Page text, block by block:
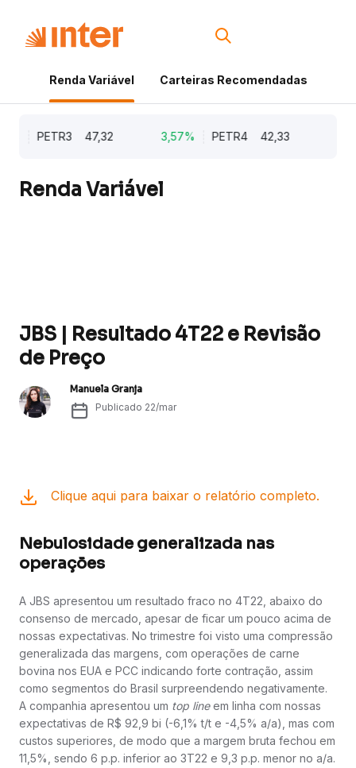
Renda Variável Carteiras Recomendadas
PETR3 47,32 3,57% PETR4 42,33
Renda Variável
JBS | Resultado 4T22 e Revisão
de Preço
Manuela Granja
Publicado 22/mar
Clique aqui para baixar o relatório completo.
Nebulosidade generalizada nas
operações
A JBS apresentou um resultado fraco no 4T22, abaixo do
consenso de mercado, apesar de ficar um pouco acima de
nossas expectativas. No trimestre foi visto uma compressão
generalizada das margens, com operações de carne
bovina nos EUA e PCC indicando forte contração, assim
como segmentos do Brasil surpreendendo negativamente.
A companhia apresentou um top lineem linha com nossas
expectativas de R$ 92,9 bi (-6,1% t/t e -4,5% a/a), mas com
custos superiores, de modo que a margem bruta fechou em
11,5%, sendo 6 p.p. inferior ao 3T22 e 9,3 p.p. menor no a/a.